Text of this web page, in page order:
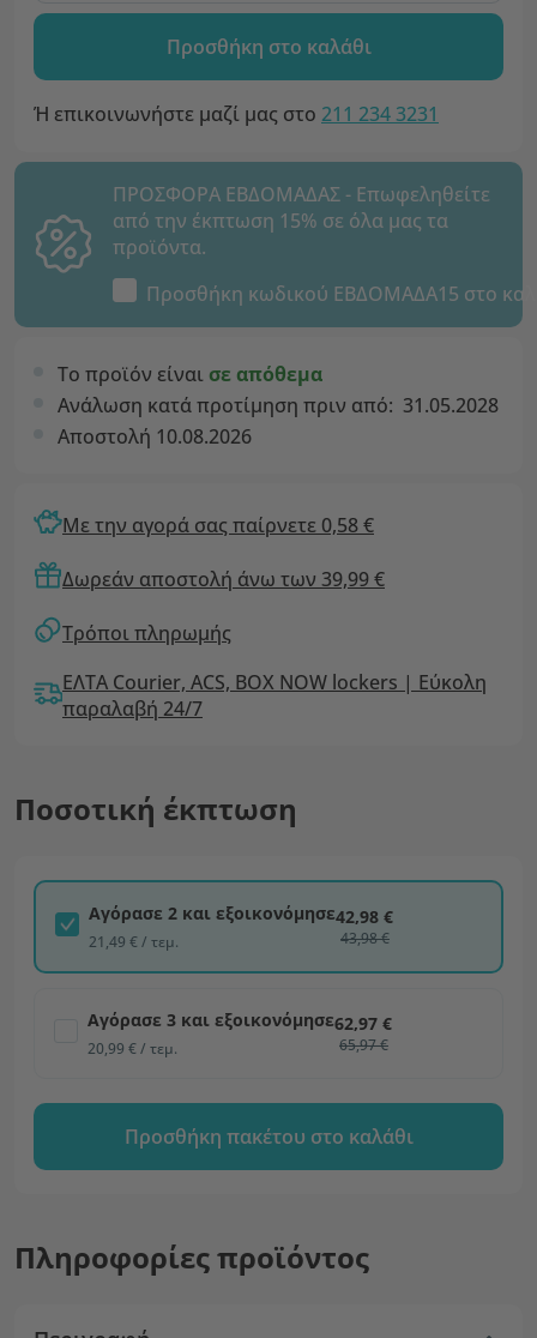
Προσθήκη στο καλάθι
Ή επικοινωνήστε μαζί μας στο 211 234 3231
ΠΡΟΣΦΟΡΑ ΕΒΔΟΜΑΔΑΣ - Επωφεληθείτε
από την έκπτωση 15% σε όλα μας τα
προϊόντα.
Προσθήκη κωδικού ΕΒΔΟΜΑΔΑ15 στο
Το προϊόν είναι σε απόθεμα
Ανάλωση κατά προτίμηση πριν από: 31.05.2028
Αποστολή 10.08.2026
Με την αγορά σας παίρνετε 0,58 €
Δωρεάν αποστολή άνω των 39,99 €
Τρόποι πληρωμής
ΕΛΤΑ Courier, ACS, BOX NOW lockers | Εύκολη
παραλαβή 24/7
Ποσοτική έκπτωση
Αγόρασε 2 και εξοικονόμησε
21,49 € / τεμ.
42,98 €
43,98 €
Αγόρασε 3 και εξοικονόμησε
20,99 € / τεμ.
62,97 €
65,97 €
Προσθήκη πακέτου στο καλάθι
Πληροφορίες προϊόντος